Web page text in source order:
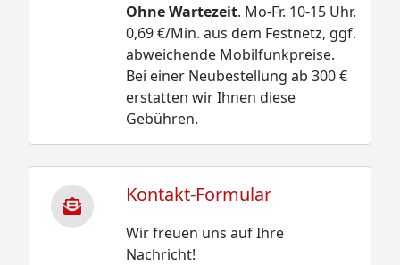
Ohne Wartezeit. Mo-Fr. 10-15 Uhr.
0,69 €/Min. aus dem Festnetz, ggf.
abweichende Mobilfunkpreise.
Bei einer Neubestellung ab 300 €
erstatten wir Ihnen diese
Gebühren.
Kontakt-Formular
Wir freuen uns auf Ihre
Nachricht!